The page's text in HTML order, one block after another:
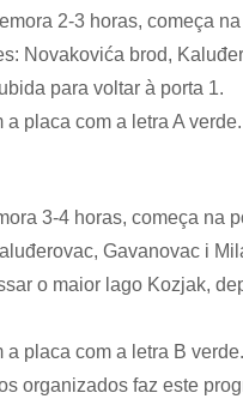
2-3 horas, começa
Novakovića brod,
para voltar à porta 1.
a placa com a letra A verde.
3-4 horas, começa na
Gavanovac i
o maior lago Kozjak,
a placa com a letra B verde.
organizados faz este